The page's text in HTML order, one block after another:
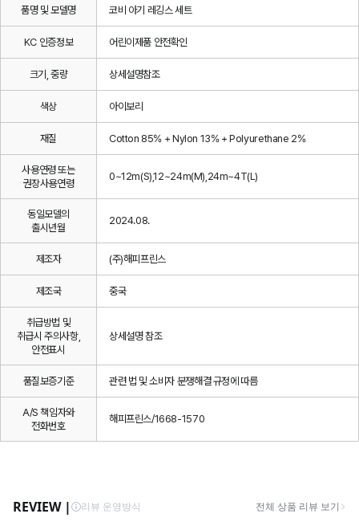
품명 및 모델명 코비 아기 레깅스 세트
KC 인증정보 어린이제품 안전확인
크기, 중량 상세설명참조
색상 아이보리
재질 Cotton 85% + Nylon 13% + Polyurethane 2%
사용연령 또는
권장사용연령
0~12m(S),12~24m(M),24m~4T(L)
동일모델의
출시년월
2024.08.
제조자 (주)해피프린스
제조국 중국
취급방법 및
취급시 주의사항,
안전표시
상세설명 참조
품질보증기준 관련 법 및 소비자 분쟁해결 규정에 따름
A/S 책임자와
전화번호
해피프린스/1668-1570